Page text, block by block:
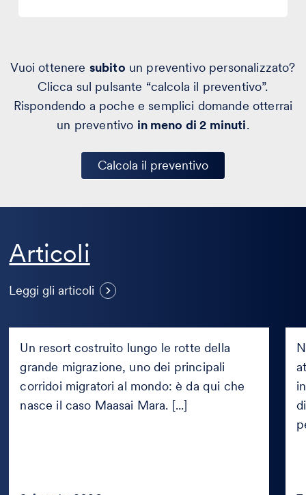
Vuoi ottenere subito un preventivo personalizzato?
Clicca sul pulsante “calcola il preventivo”.
Rispondendo a poche e semplici domande otterrai
un preventivo in meno di 2 minuti.
Calcola il preventivo
Articoli
Leggi gli articoli
Maasai Mara: il caso del resort
costruito sulla rotta della
Grande Migrazione
Mara:
caso
del
costruito
Un resort costruito lungo le rotte della
grande migrazione, uno dei principali
corridoi migratori al mondo: è da qui che
nasce il caso Maasai Mara. [...]
che
c’è